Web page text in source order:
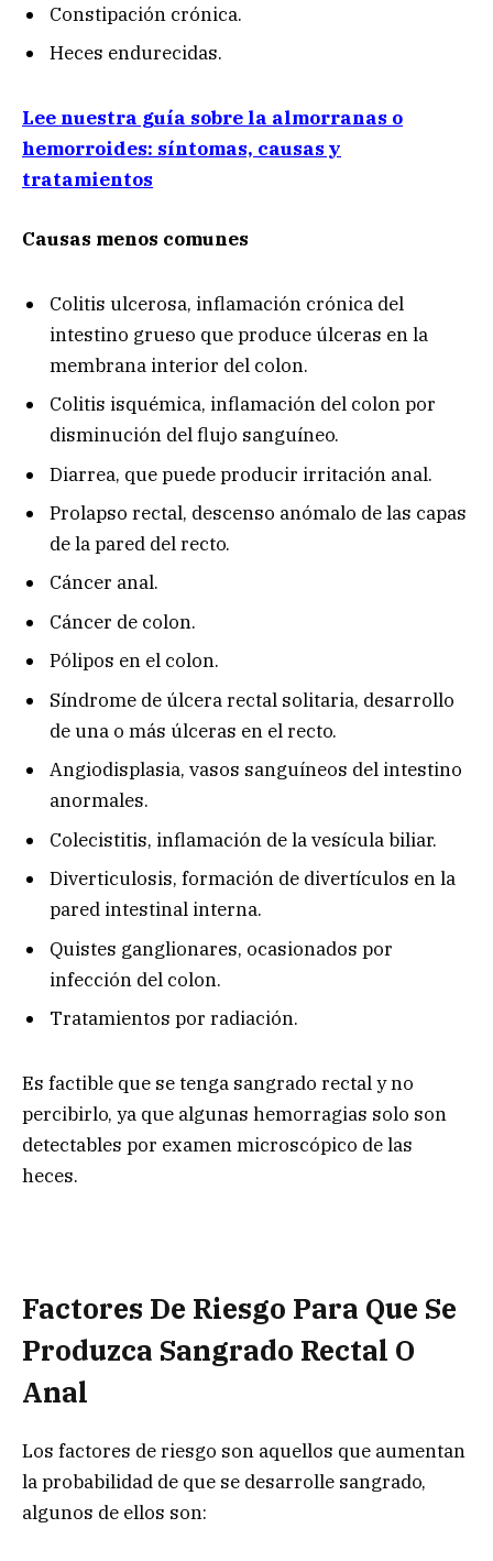
Constipación crónica.
Heces endurecidas.
Lee nuestra guía sobre la almorranas o
hemorroides: síntomas, causas y
tratamientos
Causas menos comunes
Colitis ulcerosa, inflamación crónica del
intestino grueso que produce úlceras en la
membrana interior del colon.
Colitis isquémica, inflamación del colon por
disminución del flujo sanguíneo.
Diarrea, que puede producir irritación anal.
Prolapso rectal, descenso anómalo de las capas
de la pared del recto.
Cáncer anal.
Cáncer de colon.
Pólipos en el colon.
Síndrome de úlcera rectal solitaria, desarrollo
de una o más úlceras en el recto.
Angiodisplasia, vasos sanguíneos del intestino
anormales.
Colecistitis, inflamación de la vesícula biliar.
Diverticulosis, formación de divertículos en la
pared intestinal interna.
Quistes ganglionares, ocasionados por
infección del colon.
Tratamientos por radiación.
Es factible que se tenga sangrado rectal y no
percibirlo, ya que algunas hemorragias solo son
detectables por examen microscópico de las
heces.
Factores De Riesgo Para Que Se
Produzca Sangrado Rectal O
Anal
Los factores de riesgo son aquellos que aumentan
la probabilidad de que se desarrolle sangrado,
algunos de ellos son: